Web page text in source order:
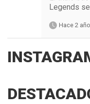
Legends
Hace 2